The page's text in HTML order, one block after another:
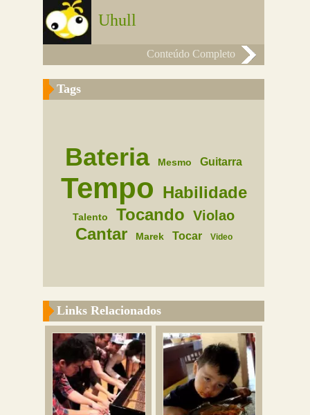
Uhull
Conteúdo Completo
Tags
Bateria Mesmo Guitarra
Tempo Habilidade
Talento Tocando Violao
Cantar Marek Tocar Video
Links Relacionados